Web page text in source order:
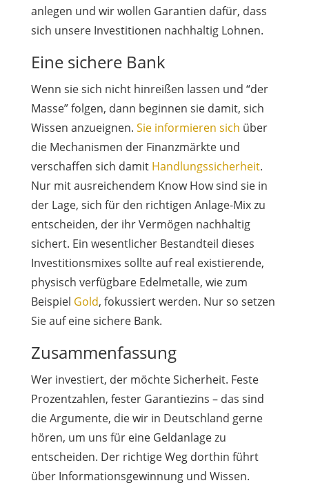
anlegen und wir wollen Garantien dafür, dass
sich unsere Investitionen nachhaltig Lohnen.
Eine sichere Bank
Wenn sie sich nicht hinreißen lassen und “der
Masse” folgen, dann beginnen sie damit, sich
Wissen anzueignen. Sie informieren sich über
die Mechanismen der Finanzmärkte und
verschaffen sich damit Handlungssicherheit.
Nur mit ausreichendem Know How sind sie in
der Lage, sich für den richtigen Anlage-Mix zu
entscheiden, der ihr Vermögen nachhaltig
sichert. Ein wesentlicher Bestandteil dieses
Investitionsmixes sollte auf real existierende,
physisch verfügbare Edelmetalle, wie zum
Beispiel Gold, fokussiert werden. Nur so setzen
Sie auf eine sichere Bank.
Zusammenfassung
Wer investiert, der möchte Sicherheit. Feste
Prozentzahlen, fester Garantiezins – das sind
die Argumente, die wir in Deutschland gerne
hören, um uns für eine Geldanlage zu
entscheiden. Der richtige Weg dorthin führt
über Informationsgewinnung und Wissen.